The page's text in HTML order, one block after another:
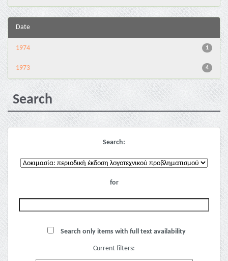
Date
1
1974
4
1973
Search
Search:
for
Search only items with full text availability
Current filters: